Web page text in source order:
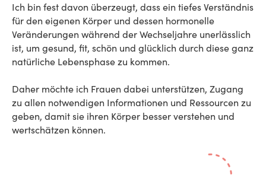
Ich bin fest davon überzeugt, dass ein tiefes Verständnis
für den eigenen Körper und dessen hormonelle
Veränderungen während der Wechseljahre unerlässlich
ist, um gesund, fit, schön und glücklich durch diese ganz
natürliche Lebensphase zu kommen.
Daher möchte ich Frauen dabei unterstützen, Zugang
zu allen notwendigen Informationen und Ressourcen zu
geben, damit sie ihren Körper besser verstehen und
wertschätzen können.